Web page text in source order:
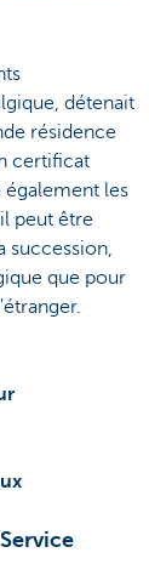
détenait
résidence
certificat
les
peut être
succession,
que pour